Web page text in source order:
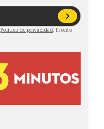
Política de privacidad. Pronto